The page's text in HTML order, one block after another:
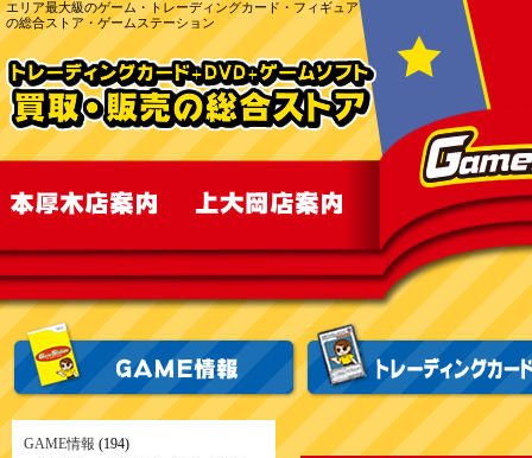
エリア最大級のゲーム・トレーディングカード・フィギュア
の総合ストア・ゲームステーション
GAME情報 (194)